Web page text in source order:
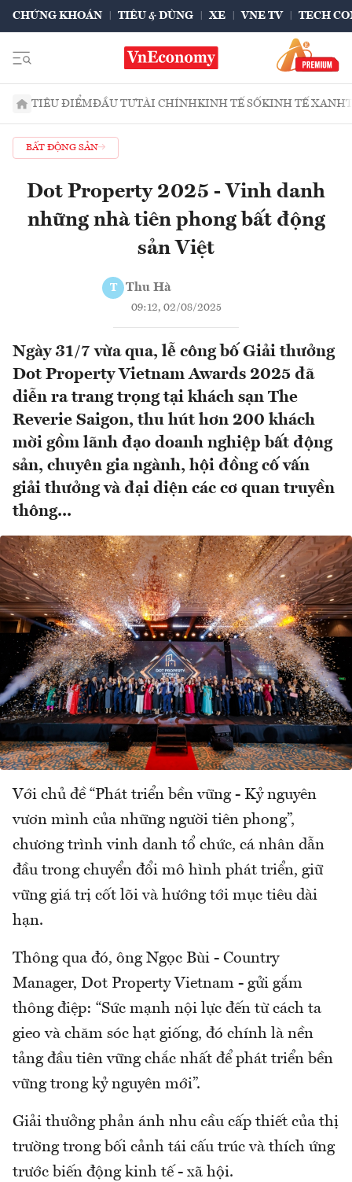
CHỨNG KHOÁN TIÊU & DÙNG XE VNE TV TECH
TIÊU ĐIỂMĐẦU TƯTÀI CHÍNHKINH TẾ SỐKINH TẾ XANH
BẤT ĐỘNG SẢN
Dot Property 2025 - Vinh danh
những nhà tiên phong bất động
sản Việt
T Thu Hà
09:12, 02/08/2025
Ngày 31/7 vừa qua, lễ công bố Giải thưởng
Dot Property Vietnam Awards 2025 đã
diễn ra trang trọng tại khách sạn The
Reverie Saigon, thu hút hơn 200 khách
mời gồm lãnh đạo doanh nghiệp bất động
sản, chuyên gia ngành, hội đồng cố vấn
giải thưởng và đại diện các cơ quan truyền
thông...
Với chủ đề “Phát triển bền vững - Kỷ nguyên
vươn mình của những người tiên phong”,
chương trình vinh danh tổ chức, cá nhân dẫn
đầu trong chuyển đổi mô hình phát triển, giữ
vững giá trị cốt lõi và hướng tới mục tiêu dài
hạn.
Thông qua đó, ông Ngọc Bùi - Country
Manager, Dot Property Vietnam - gửi gắm
thông điệp: “Sức mạnh nội lực đến từ cách ta
gieo và chăm sóc hạt giống, đó chính là nền
tảng đầu tiên vững chắc nhất để phát triển bền
vững trong kỷ nguyên mới”.
Giải thưởng phản ánh nhu cầu cấp thiết của thị
trường trong bối cảnh tái cấu trúc và thích ứng
trước biến động kinh tế - xã hội.